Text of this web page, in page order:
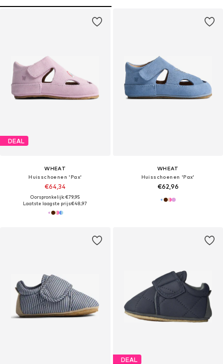
DEAL
WHEAT
Huisschoenen 'Pax'
€64,34
Oorspronkelijk: €79,95
Laatste laagste prijs:€48,97
WHEAT
Huisschoenen 'Pax'
€62,96
DEAL